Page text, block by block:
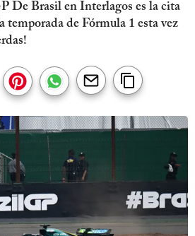
De Brasil en Interlagos es la cita
temporada de Fórmula 1 esta vez